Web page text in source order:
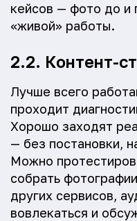
кейсов — фото до и
«живой» работы.
2.2. Контент-
Лучше всего
проходит
Хорошо заходят
— без постановки,
Можно
собрать
других сервисов,
вовлекаться и